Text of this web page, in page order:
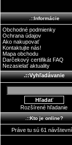
.::Informácie
Obchodné podmienky
Ochrana údajov
Ako nakupovať
Kontaktujte nás!
Mapa obchodu
Darčekový certifikát FAQ
Nezasielať aktuality
.::Vyhľadávanie
Rozšírené hľadanie
.::Kto je online?
Práve tu sú 61